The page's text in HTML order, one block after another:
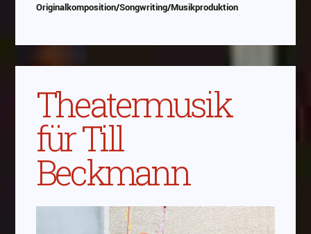
Originalkomposition/Songwriting/Musikproduktion
Theatermusik
für Till
Beckmann